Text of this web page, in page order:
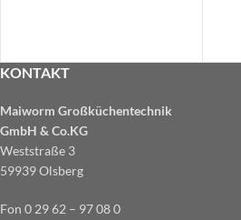
KONTAKT
Maiworm Großküchentechnik
GmbH & Co.KG
Weststraße 3
59939 Olsberg
Fon 0 29 62 – 97 08 0